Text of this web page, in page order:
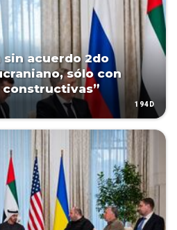
sin acuerdo 2do
sólo con
constructivas”
194D